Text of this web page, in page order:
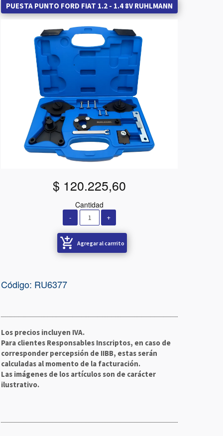
PUESTA PUNTO FORD FIAT 1.2 - 1.4 8V RUHLMANN
$ 120.225,60
Cantidad
add_shopping_cart Agregar al carrrito
Código: RU6377
Los precios incluyen IVA.
Para clientes Responsables Inscriptos, en caso de
corresponder percepsión de IIBB, estas serán
calculadas al momento de la facturación.
Las imágenes de los artículos son de carácter
ilustrativo.